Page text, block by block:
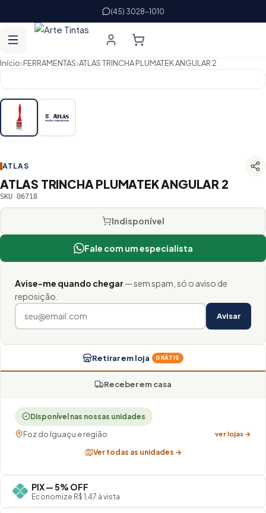
(45) 3028-1010
Início›FERRAMENTAS›ATLAS TRINCHA PLUMATEK ANGULAR 2
ATLAS
ATLAS TRINCHA PLUMATEK ANGULAR 2
SKU 06718
Indisponível
Fale com um especialista
Avise-me quando chegar — sem spam, só o aviso de
reposição.
Avisar
Retirar em loja GRÁTIS
Receber em casa
Disponível nas nossas unidades
Foz do Iguaçu e região ver lojas →
Ver todas as unidades →
PIX — 5% OFF
Economize R$ 1,47 à vista